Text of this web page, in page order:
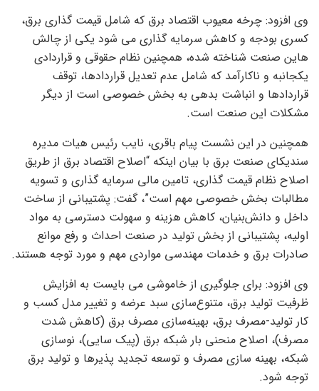
وی افزود: چرخه معیوب اقتصاد برق که شامل قیمت گذاری برق،
کسری بودجه و کاهش سرمایه گذاری می شود یکی از چالش
هاین صنعت شناخته شده، همچنین نظام حقوقی و قراردادی
یکجانبه و ناکارآمد که شامل عدم تعدیل قراردادها، توقف
قراردادها و انباشت بدهی به بخش خصوصی است از دیگر
مشکلات این صنعت است.
همچنین در این نشست پیام باقری، نایب رئیس هیات مدیره
سندیکای صنعت برق با بیان اینکه “اصلاح اقتصاد برق از طریق
اصلاح نظام قیمت گذاری، تامین مالی سرمایه گذاری و تسویه
مطالبات بخش خصوصی مهم است”، گفت: پشتیبانی از ساخت
داخل و دانش‌بنیان، کاهش هزینه و سهولت دسترسی به مواد
اولیه، پشتیبانی از بخش تولید در صنعت احداث و رفع موانع
صادرات برق و خدمات مهندسی مواردی مهم و مورد توجه هستند.
وی افزود: برای جلوگیری از خاموشی می بایست به افزایش
ظرفیت تولید برق، متنوع‌سازی سبد عرضه و تغییر مدل کسب و
کار تولید-مصرف برق، بهینه‌سازی مصرف برق (کاهش شدت
مصرف)، اصلاح منحنی بار شبکه برق (پیک سایی)، نوسازی
شبکه، بهینه سازی مصرف و توسعه تجدید پذیرها و تولید برق
توجه شود.